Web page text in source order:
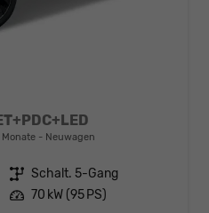
Neuwagen
Getriebe Schalt. 5-Gang
Leistung 70 kW (95 PS)